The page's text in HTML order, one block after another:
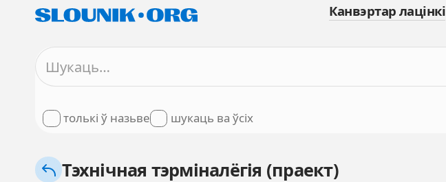
Канвэртар лацінкі
толькі ў назьве шукаць ва ўсіх
Тэхнічная тэрміналёгія (праект)